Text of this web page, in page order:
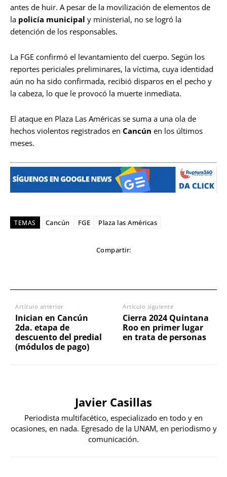
antes de huir. A pesar de la movilización de elementos de
la policía municipal y ministerial, no se logró la
detención de los responsables.
La FGE confirmó el levantamiento del cuerpo. Según los
reportes periciales preliminares, la víctima, cuya identidad
aún no ha sido confirmada, recibió disparos en el pecho y
la cabeza, lo que le provocó la muerte inmediata.
El ataque en Plaza Las Américas se suma a una ola de
hechos violentos registrados en Cancún en los últimos
meses.
TEMAS Cancún FGE Plaza las Américas
Compartir:
Artículo anterior
Inician en Cancún
2da. etapa de
descuento del predial
(módulos de pago)
Artículo siguiente
Cierra 2024 Quintana
Roo en primer lugar
en trata de personas
Javier Casillas
Periodista multifacético, especializado en todo y en
ocasiones, en nada. Egresado de la UNAM, en periodismo y
comunicación.